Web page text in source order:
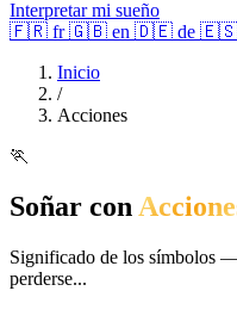
Interpretar mi sueño
🇫🇷 fr 🇬🇧 en 🇩🇪 de 🇪🇸
Inicio
/
Acciones
🏃
Soñar con
Significado de los símbolos
perderse...